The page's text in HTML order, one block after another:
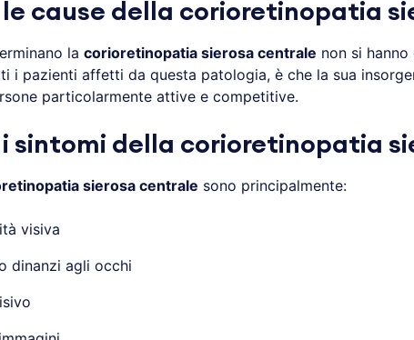
le cause della corioretinopatia
la corioretinopatia sierosa centrale non si
i pazienti affetti da questa patologia, è che la sua
particolarmente attive e competitive.
i sintomi della corioretinopatia
sierosa centrale sono principalmente:
visiva
dinanzi agli occhi